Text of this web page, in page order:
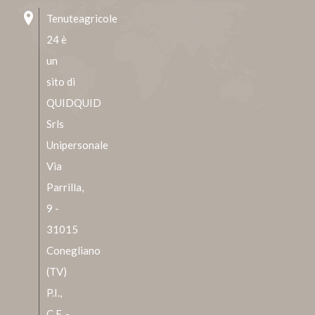
Tenuteagricole
24 è
un
sito di
QUIDQUID
Srls
Unipersonale
Via
Parrilla,
9 -
31015
Conegliano
(TV)
P.I.,